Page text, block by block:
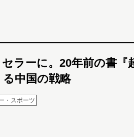
ラーに。20年前の書『
中国の戦略
・スポーツ